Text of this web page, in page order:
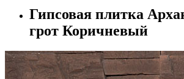
Гипсовая плитка
грот Коричневый